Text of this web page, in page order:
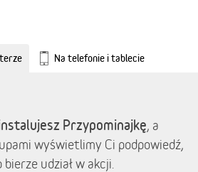
Na telefonie i tablecie
Przypominajkę, a
wyświetlimy Ci podpowiedź,
udział w akcji.